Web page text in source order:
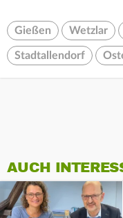
Gießen Wetzlar
Stadtallendorf
AUCH